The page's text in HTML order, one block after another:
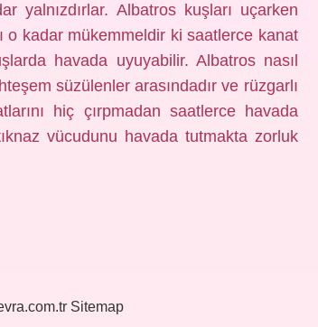
yalnızdırlar. Albatros kuşları uçarken
o kadar mükemmeldir ki saatlerce kanat
havada uyuyabilir. Albatros nasıl
süzülenler arasındadır ve rüzgarlı
hiç çırpmadan saatlerce havada
vücudunu havada tutmakta zorluk
Sitemap